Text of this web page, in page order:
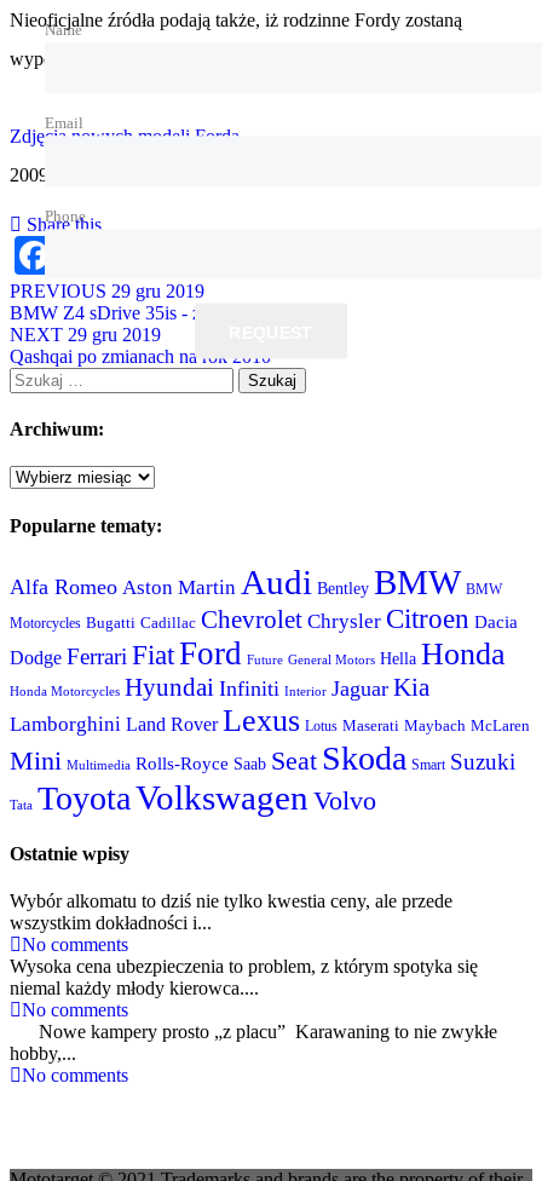
Nieoficjalne źródła podają także, iż rodzinne Fordy zostaną
wyposażone w nowe wysokoprężne jednostki napędowe.
Zdjęcia nowych modeli Forda
2009-12-14
Share this
PREVIOUS 29 gru 2019
BMW Z4 sDrive 35is - zamiast wersji M
NEXT 29 gru 2019
Qashqai po zmianach na rok 2010
Szukaj:
Archiwum:
Archiwum:
Popularne tematy:
Alfa Romeo Aston Martin Audi Bentley BMW BMW
Motorcycles Bugatti Cadillac Chevrolet Chrysler Citroen Dacia
Dodge Ferrari FiatFord Future General Motors Hella Honda
Honda Motorcycles Hyundai Infiniti Interior Jaguar Kia
Lamborghini Land Rover Lexus Lotus Maserati Maybach McLaren
Mini Multimedia Rolls-Royce Saab Seat Skoda Smart Suzuki
Tata ToyotaVolkswagen Volvo
Ostatnie wpisy
Wybór alkomatu to dziś nie tylko kwestia ceny, ale przede
wszystkim dokładności i...
No comments
Wysoka cena ubezpieczenia to problem, z którym spotyka się
niemal każdy młody kierowca....
No comments
Nowe kampery prosto „z placu” Karawaning to nie zwykłe
hobby,...
No comments
Name
Email
Phone